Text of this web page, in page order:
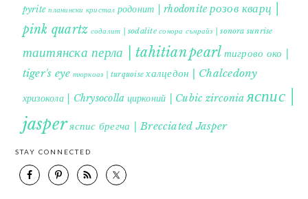
pyrite планински кристал родонит | rhodonite розов кварц |
pink quartz содалит | sodalite сонора сънрайз | sonora sunrise
таитянска перла | tahitian pearl тигрово око |
tiger's eye тюркоаз | turquoise халцедон | Chalcedony
хризокола | Chrysocolla цирконий | Cubic zirconia яспис |
jasperяспис брегча | Brecciated Jasper
STAY CONNECTED